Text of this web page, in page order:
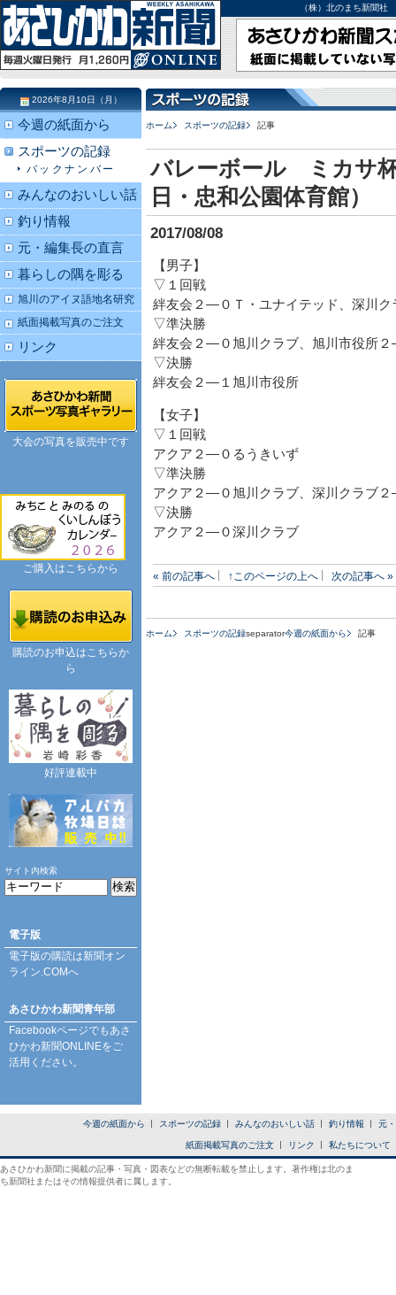
（株）北のまち新聞
ホーム スポーツの記録 記事
バレーボール ミカサ
日・忠和公園体育館）
2017/08/08
【男子】
▽１回戦
絆友会２―０Ｔ・ユナイテッド、深川
▽準決勝
絆友会２―０旭川クラブ、旭川市役所
▽決勝
絆友会２―１旭川市役所
【女子】
▽１回戦
アクア２―０るうきいず
▽準決勝
アクア２―０旭川クラブ、深川クラブ
▽決勝
アクア２―０深川クラブ
« 前の記事へ ↑このページの上へ 次の記事へ »
ホーム スポーツの記録separator今週の紙面から 記事
2026年8月10日（月）
今週の紙面から
スポーツの記録
バックナンバー
みんなのおいしい話
釣り情報
元・編集長の直言
暮らしの隅を彫る
旭川のアイヌ語地名研究
紙面掲載写真のご注文
リンク
大会の写真を販売中です
ご購入はこちらから
購読のお申込はこちらか
ら
好評連載中
サイト内検索
電子版
電子版の購読は新聞オン
ライン.COMへ
あさひかわ新聞青年部
Facebookページでもあさ
ひかわ新聞ONLINEをご
活用ください。
今週の紙面から スポーツの記録 みんなのおいしい話 釣り情報 元
紙面掲載写真のご注文 リンク 私たちについて
あさひかわ新聞に掲載の記事・写真・図表などの無断転載を禁止します。著作権は北のま
ち新聞社またはその情報提供者に属します。